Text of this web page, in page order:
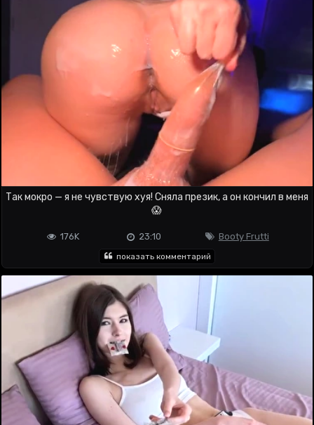
Так мокро — я не чувствую хуя! Сняла презик, а он кончил в меня
😱
Booty Frutti
23:10
176K
показать комментарий